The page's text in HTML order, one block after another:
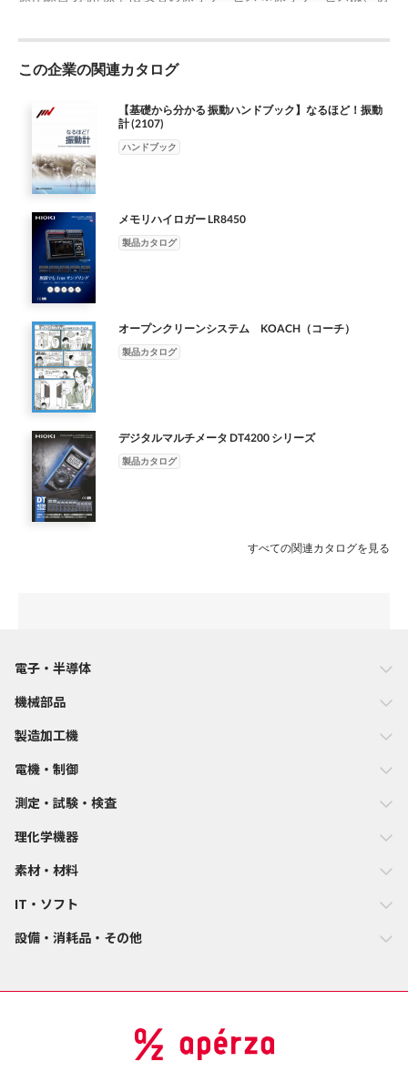
好評で大きな効果が出ていると思います。 「標準時間」と「モ
しっかりと行えている会 社は多くありません。やはり時間分析
に多くの労力と時間が必要だ ということがわかっているので、
どうしても後回しになってしまうんで しょうね。 “改善”を進める
のに必要な要素の中で大事なのは「標準時間」と 「モーション
マインド」。「標準時間」は生産管理の基本で指標に なりま
す。作業が標準時間よりも早く行えるようであれば、標準作業と
標準時間の見直しを進める。逆に時間内に収まらない場合は、そ
の 原因を探り排除していく。「モーションマインド」は、より
能率的な方法を探求し続ける心構えのことです。IEを正しく理解
し ている会社は、モーションマインドを意識して、かなり微細
なところまで時間分析を実施し成果を上げています。これは 本
当にきちんと時間分析をしないと身に付かないと言われていま
す。 仕事を本当に突き詰めて改善しようとするときに多くの場
面でぶつかる「時間分析」という壁ですが、OTRSはその問 題解
貢献していけるソフトだと思います。
て出力可能です。 ※分析画面は意匠権を取得しております。 作
ュレーションができます。 分析結果を作業手順書、動画マニュ
アルとして出力できます。 シミュレーションの結果は標準作業
組合せ表として出力可能です。 また、設定を行うことで自社の
手順書の様式で出力可能です。
チュートリアルなど お客様の声を反映し、最新のプログラムを
サイトです。 開発し、年2回保守サイトにて提供します。 動作環
境 OS Windows 10 Pro / 8.1 Pro / 7 Pro（ SP1以上）（いずれも
32ビット版・64ビット版） USBポート プロテクトキー用に1つ
CPU Intel Core i5 及び i7 シリーズ 第3世代以降 ※USB認証キー
メモリ 4GB以上 ●Microsoft Visual C++ 2008 Runtime 同時に
C++ 2015 Runtime HDD 20GB以上の空き容量（使用機能により
必要量が変わります） インストールされる ●Microsoft .NET
Framework 4.6.1 ●Microsoft Speech Platform 11 ソフトウェア
●Sentinel HASP Driverディスプレイ 1024×768ドット（XGA）以
上 レポートビルダーと同時にインストールされるソフトウェア
MPEG-1、MPEG-2、AV（I Motion JPEG）、MOV、MP4、
H.264、WMV ●Microsoft Visual Studio 2010 Tools for Office
Runtime 動画形式 ※Dolby音声再生非対応 対応言語 日本語・英
語※WMVはOTRS10より出力された動画のみ使用可能 （言語登
録によりその他言語に対応） ●OTRS は株式会社ブロードリーフ
の日本における登録商標です。 ●Microsoft、Windows、Office、
Excel および PowerPoint は米国 Microsoft Corporation の米国お
よびその他の国における商標登録です。 ●Intel、Intel Core は、
米国およびその他の国におけるインテル コーポレーションまた
はその子会社の商標または登録商標です。 ●Adobe Acrobat
Reader DC は、米国 Adobe Systems Incorporated の米国および
名、商品名などは、各社の登録商標もしくは弊社の商標です。 ●
ールする場合は、DVDドライブが必要になります。 ●レポート
ルが必要になります。 ●パソコンの使用状況、動画状況によって
に、より高スペックのCPUを搭載したコンピュータ、ならびによ
り多くのメモリ搭載をお勧めします。 会社概要 商品の詳しい説
明や資料請求は 社名 株式会社ブロードリーフ Broadleaf Co.,
Ltd. 〒140-0002 本社 東京都品川区東品川4-13-14 グラスキュ
9月 資本金（連結） 7,148百万円（2017年12月末現在） 上場証券
（2017年12月末現在） 自動車アフターマーケットを中心に幅広
ソリューション＆各種サービスを提供 （業 務アプリケーショ
ン、異業種間連携プラットフォーム、リサイクル部品 マーケッ
Copyright©2018 Broadleaf.Co.,Ltd. Allrights Reserved.
この企業の関連カタログ
【基礎から分かる 振動ハンドブック】なるほど！振動
計 (2107)
ハンドブック
メモリハイロガー LR8450
製品カタログ
オープンクリーンシステム KOACH（コーチ）
製品カタログ
デジタルマルチメータ DT4200 シリーズ
製品カタログ
すべての関連カタログを見る
電子・半導体
機械部品
製造加工機
電機・制御
測定・試験・検査
理化学機器
素材・材料
IT・ソフト
設備・消耗品・その他